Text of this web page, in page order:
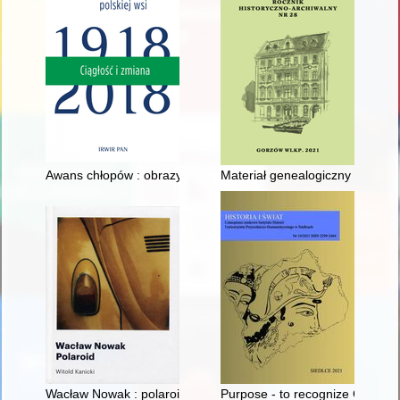
Awans chłopów : obrazy w kulturzeMateriał genealogiczny ujęty
Wacław Nowak : polaroid - fotografia z importu
Purpose - to recognize